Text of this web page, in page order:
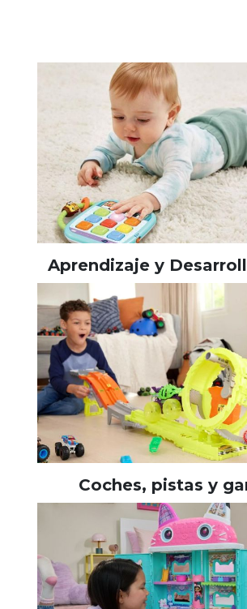
Aprendizaje y
Coches, pistas y